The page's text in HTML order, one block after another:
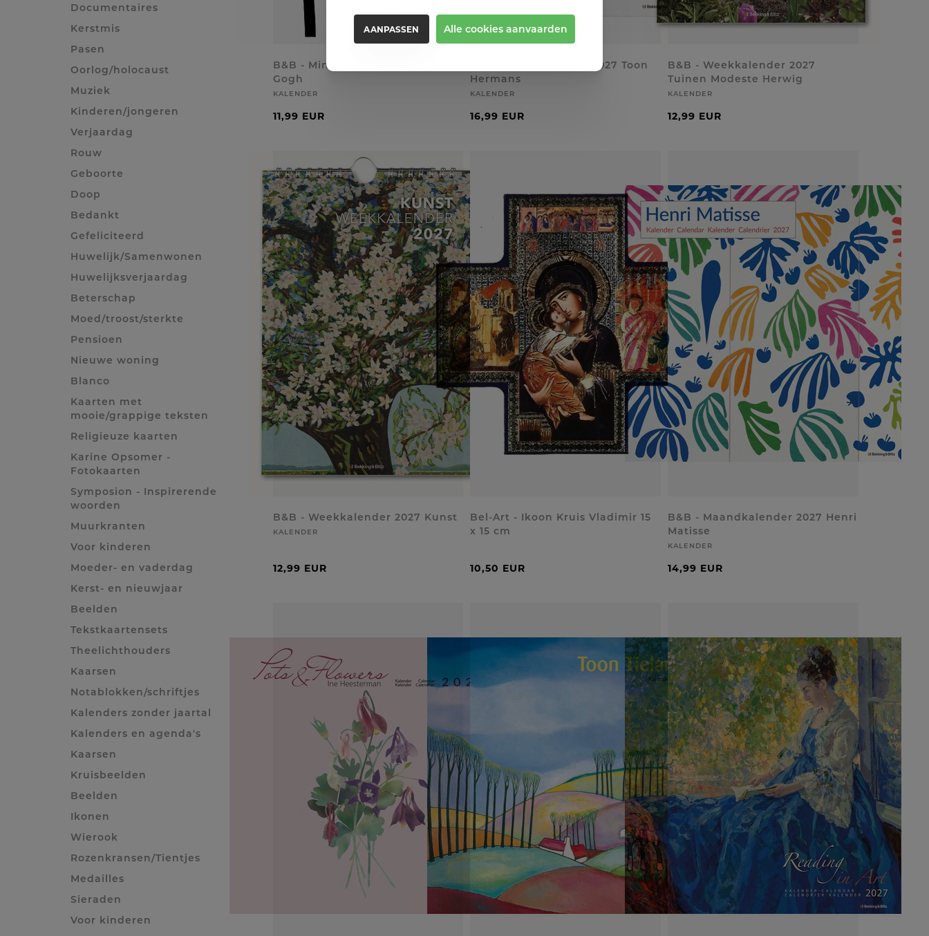
Documentaires
Kerstmis
Pasen
Oorlog/holocaust
Muziek
Kinderen/jongeren
Verjaardag
Rouw
Geboorte
Doop
Bedankt
Gefeliciteerd
Huwelijk/Samenwonen
Huwelijksverjaardag
Beterschap
Moed/troost/sterkte
Pensioen
Nieuwe woning
Blanco
Kaarten met
mooie/grappige teksten
Religieuze kaarten
Karine Opsomer -
Fotokaarten
Symposion - Inspirerende
woorden
Muurkranten
Voor kinderen
Moeder- en vaderdag
Kerst- en nieuwjaar
Beelden
Tekstkaartensets
Theelichthouders
Kaarsen
Notablokken/schriftjes
Kalenders zonder jaartal
Kalenders en agenda's
Kaarsen
Kruisbeelden
Beelden
Ikonen
Wierook
Rozenkransen/Tientjes
Medailles
Sieraden
Voor kinderen
B&B - Mini agenda 2027 Van
Gogh
KALENDER
11,99 EUR
B&B - Weekkalender 2027 Toon
Hermans
KALENDER
16,99 EUR
B&B - Weekkalender 2027
Tuinen Modeste Herwig
KALENDER
12,99 EUR
B&B - Weekkalender 2027 Kunst
KALENDER
12,99 EUR
Bel-Art - Ikoon Kruis Vladimir 15
x 15 cm
10,50 EUR
B&B - Maandkalender 2027 Henri
Matisse
KALENDER
14,99 EUR
AANPASSEN Alle cookies aanvaarden